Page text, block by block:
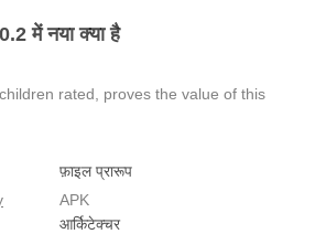
में नया क्या है
rated, proves the value of this
फ़ाइल प्रारूप
APK
आर्किटेक्चर